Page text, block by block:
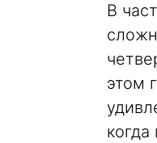
В
этом